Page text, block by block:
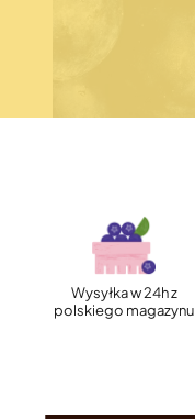
Wysyłka w 24h z
polskiego magazynu